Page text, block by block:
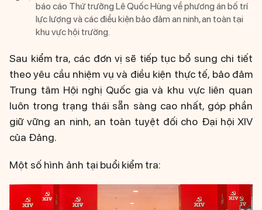
báo cáo Thứ trưởng Lê Quốc Hùng về phương án bố trí
lực lượng và các điều kiện bảo đảm an ninh, an toàn tại
khu vực hội trường.
Sau kiểm tra, các đơn vị sẽ tiếp tục bổ sung chi tiết
theo yêu cầu nhiệm vụ và điều kiện thực tế, bảo đảm
Trung tâm Hội nghị Quốc gia và khu vực liên quan
luôn trong trạng thái sẵn sàng cao nhất, góp phần
giữ vững an ninh, an toàn tuyệt đối cho Đại hội XIV
của Đảng.
Một số hình ảnh tại buổi kiểm tra: